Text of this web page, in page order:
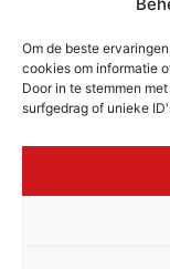
Om de beste
cookies om informatie
Door in te stemmen
surfgedrag of unieke
© 2026 MAKRA